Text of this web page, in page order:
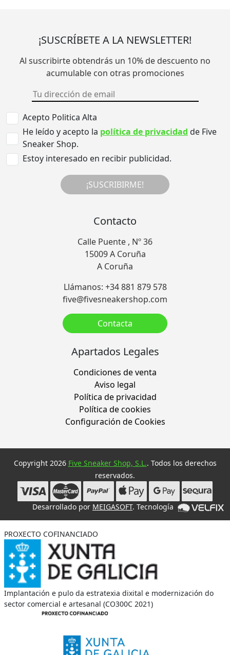
¡SUSCRÍBETE A LA NEWSLETTER!
Al suscribirte obtendrás un 10% de descuento no
acumulable con otras promociones
Acepto Politica Alta
He leído y acepto la política de privacidad de Five
Sneaker Shop.
Estoy interesado en recibir publicidad.
¡SUSCRIBIRME!
Contacto
Calle Puente , Nº 36
15009 A Coruña
A Coruña
Llámanos: +34 881 879 578
five@fivesneakershop.com
Contacta
Apartados Legales
Condiciones de venta
Aviso legal
Política de privacidad
Política de cookies
Configuración de Cookies
Copyright 2026 Five Sneaker Shop, S.L.. Todos los derechos
reservados.
Desarrollado por MEIGASOFT. Tecnología
PROXECTO COFINANCIADO
Implantación e pulo da estratexia dixital e modernización do
sector comercial e artesanal (CO300C 2021)